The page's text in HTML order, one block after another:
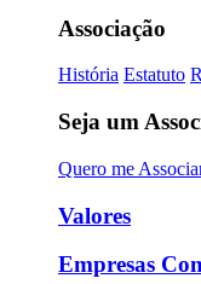
Associação
História Estatuto
Seja um
Quero me
Valores
Empresas